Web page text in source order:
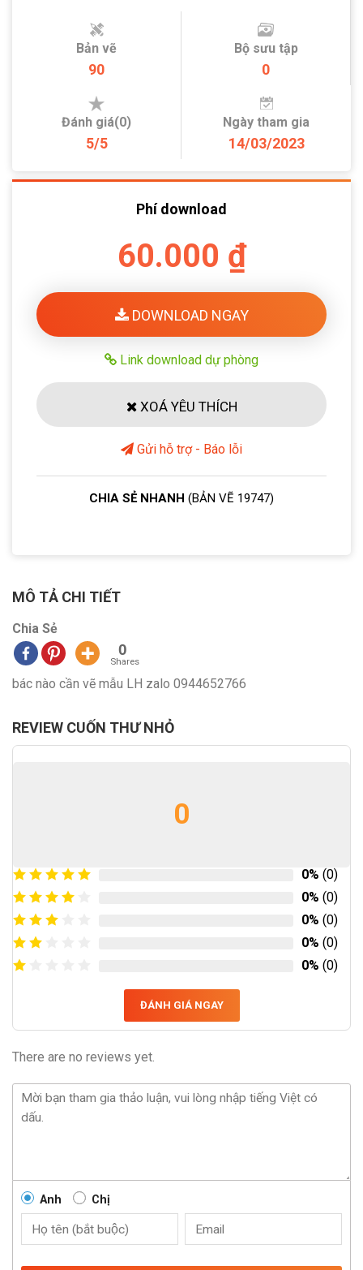
Bản vẽ
90
Bộ sưu tập
0
Đánh giá(0)
5/5
Ngày tham gia
14/03/2023
Phí download
60.000 ₫
DOWNLOAD NGAY
Link download dự phòng
XOÁ YÊU THÍCH
Gửi hỗ trợ - Báo lỗi
CHIA SẺ NHANH (BẢN VẼ 19747)
MÔ TẢ CHI TIẾT
Chia Sẻ
0
Shares
bác nào cần vẽ mẫu LH zalo 0944652766
REVIEW CUỐN THƯ NHỎ
0
0% (0)
0% (0)
0% (0)
0% (0)
0% (0)
ĐÁNH GIÁ NGAY
There are no reviews yet.
Anh Chị